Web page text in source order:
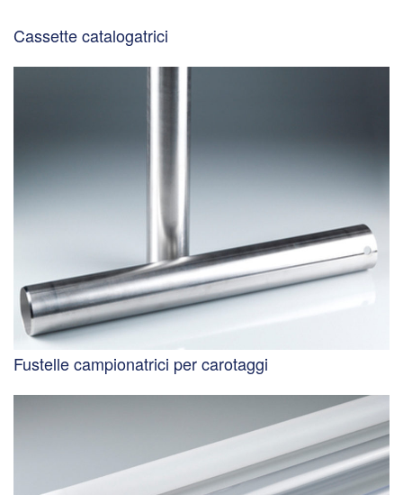
Cassette catalogatrici
Fustelle campionatrici per carotaggi